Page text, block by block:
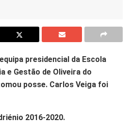
presidencial da Escola
e Gestão de Oliveira do
posse. Carlos Veiga foi
2016-2020.